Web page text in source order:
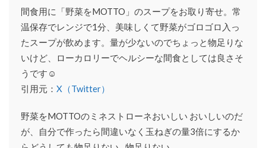
間食用に「野菜をMOTTO」のスープをお取り寄せ。常
温保存でレンジで1分、美味しくて野菜がゴロゴロ入っ
たスープが飲めます。量が少ないのでちょっと物足りな
いけど、ローカロリーでヘルシーな間食としては良さそ
うです☺
引用元： X（Twitter）
野菜をMOTTOのミネストローネおいしい おいしいのだ
が、自分で作ったら間違いなく玉ねぎの量3倍にするか